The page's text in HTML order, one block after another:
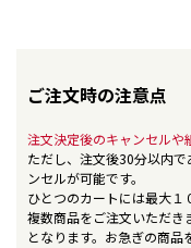
ご注文時の注意点
注文決定後のキャンセルや
ただし、注文後30分以内
ンセルが可能です。
ひとつのカートには最大１
複数商品をご注文いただき
となります。お急ぎの商品